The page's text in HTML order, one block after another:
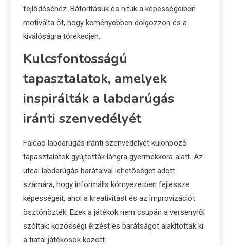
fejlődéséhez. Bátorításuk és hitük a képességeiben
motiválta őt, hogy keményebben dolgozzon és a
kiválóságra törekedjen.
Kulcsfontosságú
tapasztalatok, amelyek
inspirálták a labdarúgás
iránti szenvedélyét
Falcao labdarúgás iránti szenvedélyét különböző
tapasztalatok gyújtották lángra gyermekkora alatt. Az
utcai labdarúgás barátaival lehetőséget adott
számára, hogy informális környezetben fejlessze
képességeit, ahol a kreativitást és az improvizációt
ösztönözték. Ezek a játékok nem csupán a versenyről
szóltak; közösségi érzést és barátságot alakítottak ki
a fiatal játékosok között.